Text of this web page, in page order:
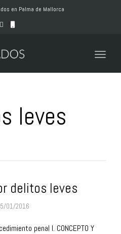
en Palma de Mallorca
Toggle
leves
delitos leves
01/2016
penal I. CONCEPTO Y